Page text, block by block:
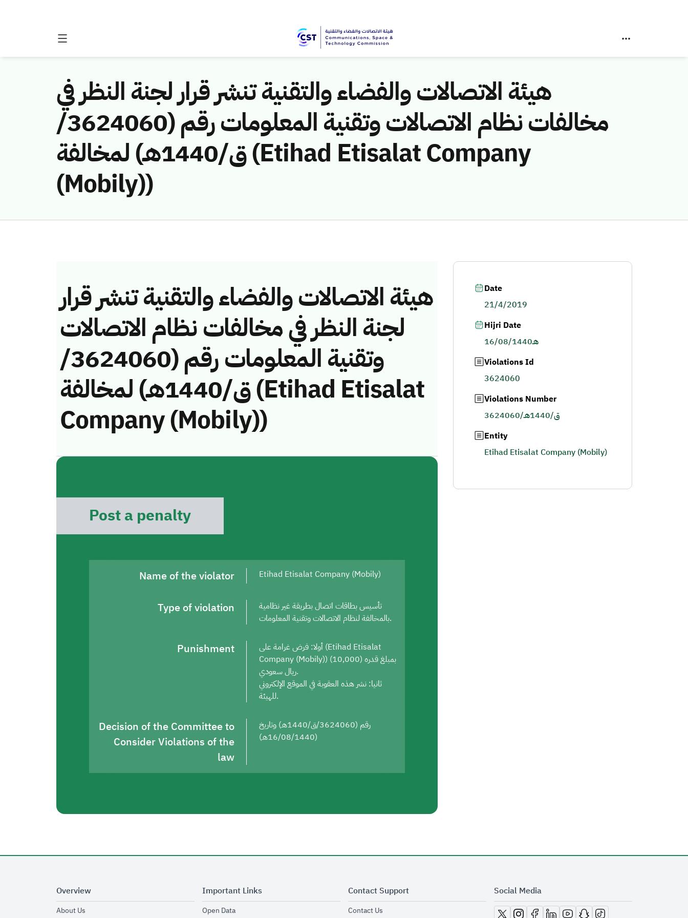
هيئة الاتصالات والفضاء والتقنية تنشر قرار لجنة النظر في
مخالفات نظام الاتصالات وتقنية المعلومات رقم (3624060/
ق/1440هـ) لمخالفة (Etihad Etisalat Company
(Mobily))
هيئة الاتصالات والفضاء والتقنية تنشر قرار
لجنة النظر في مخالفات نظام الاتصالات
وتقنية المعلومات رقم (3624060/
ق/1440هـ) لمخالفة (Etihad Etisalat
Company (Mobily))
Post a penalty
Name of the violator Etihad Etisalat Company (Mobily)
Type of violation
تأسيس بطاقات اتصال بطريقة غير نظامية
بالمخالفة لنظام الاتصالات وتقنية المعلومات.
Punishment
أولا: فرض غرامة على (Etihad Etisalat
Company (Mobily)) بمبلغ قدره (10,000)
ريال سعودي.
ثانيا: نشر هذه العقوبة في الموقع الإلكتروني
للهيئة.
Decision of the Committee to
Consider Violations of the
law
رقم (3624060/ق/1440هـ) وتاريخ
(16/08/1440هـ)
Date
21/4/2019
Hijri Date
16/08/1440هـ
Violations Id
3624060
Violations Number
3624060/ق/1440هـ
Entity
Etihad Etisalat Company (Mobily)
Overview
About Usopens in new window
Important Links
Open Dataopens in new window
Contact Support
Contact Usopens in new window
Social Media
opens in new window
opens in new window
opens in new window
opens in new window
opens in new window
opens in new window
opens in new window